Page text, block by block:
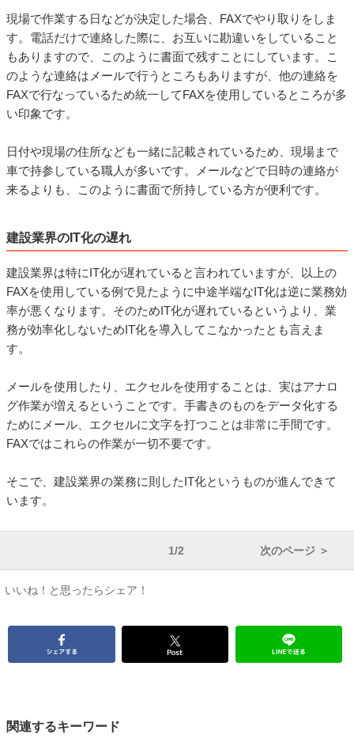
現場で作業する日などが決定した場合、FAXでやり取りをしま
す。電話だけで連絡した際に、お互いに勘違いをしていること
もありますので、このように書面で残すことにしています。こ
のような連絡はメールで行うところもありますが、他の連絡を
FAXで行なっているため統一してFAXを使用しているところが多
い印象です。
日付や現場の住所なども一緒に記載されているため、現場まで
車で持参している職人が多いです。メールなどで日時の連絡が
来るよりも、このように書面で所持している方が便利です。
建設業界のIT化の遅れ
建設業界は特にIT化が遅れていると言われていますが、以上の
FAXを使用している例で見たように中途半端なIT化は逆に業務効
率が悪くなります。そのためIT化が遅れているというより、業
務が効率化しないためIT化を導入してこなかったとも言えま
す。
メールを使用したり、エクセルを使用することは、実はアナロ
グ作業が増えるということです。手書きのものをデータ化する
ためにメール、エクセルに文字を打つことは非常に手間です。
FAXではこれらの作業が一切不要です。
そこで、建設業界の業務に則したIT化というものが進んできて
います。
1/2 次のページ ＞
いいね！と思ったらシェア！
関連するキーワード